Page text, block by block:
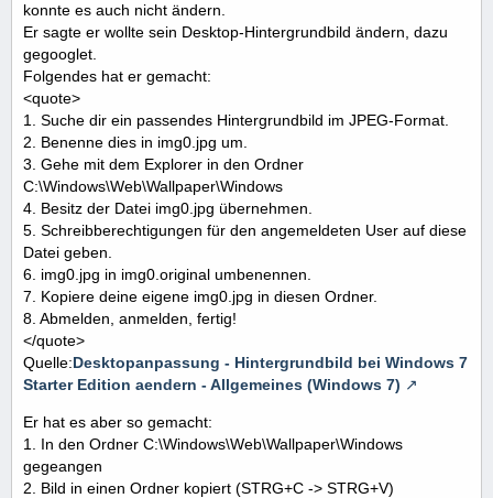
konnte es auch nicht ändern.
Er sagte er wollte sein Desktop-Hintergrundbild ändern, dazu
gegooglet.
Folgendes hat er gemacht:
<quote>
1. Suche dir ein passendes Hintergrundbild im JPEG-Format.
2. Benenne dies in img0.jpg um.
3. Gehe mit dem Explorer in den Ordner
C:\Windows\Web\Wallpaper\Windows
4. Besitz der Datei img0.jpg übernehmen.
5. Schreibberechtigungen für den angemeldeten User auf diese
Datei geben.
6. img0.jpg in img0.original umbenennen.
7. Kopiere deine eigene img0.jpg in diesen Ordner.
8. Abmelden, anmelden, fertig!
</quote>
Quelle:Desktopanpassung - Hintergrundbild bei Windows 7
Starter Edition aendern - Allgemeines (Windows 7)
Er hat es aber so gemacht:
1. In den Ordner C:\Windows\Web\Wallpaper\Windows
gegeangen
2. Bild in einen Ordner kopiert (STRG+C -> STRG+V)